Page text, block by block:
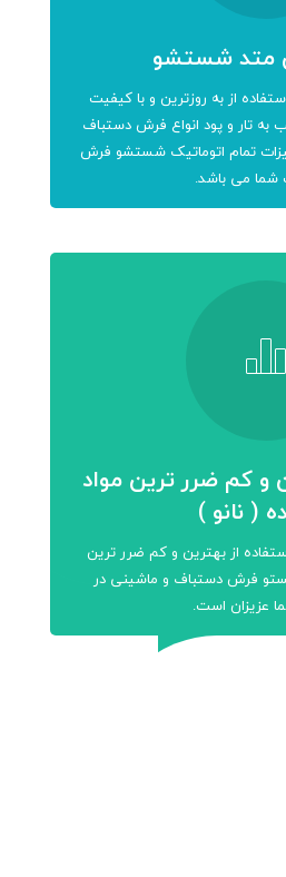
متد شستشو
از به روزترین و با کیفیت
تار و پود انواع فرش دستباف
تمام اتوماتیک شستشو فرش
می باشد.
کم ضرر ترین مواد
( نانو )
از بهترین و کم ضرر ترین
فرش دستباف و ماشینی در
عزیزان است.